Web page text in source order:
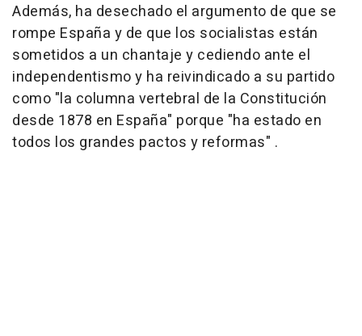
Además, ha desechado el argumento de que se
rompe España y de que los socialistas están
sometidos a un chantaje y cediendo ante el
independentismo y ha reivindicado a su partido
como "la columna vertebral de la Constitución
desde 1878 en España" porque "ha estado en
todos los grandes pactos y reformas" .